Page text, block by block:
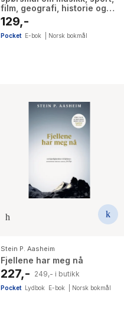
film, geografi, historie og
mye mer
129,-
Pocket E-bok Norsk bokmål
Stein P. Aasheim
Fjellene har meg nå
227,- 249,- i butikk
Pocket Lydbok E-bok Norsk bokmål